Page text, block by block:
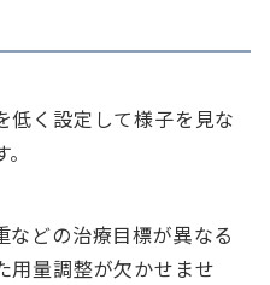
低く設定して様子を見な
などの治療目標が異なる
用量調整が欠かせませ